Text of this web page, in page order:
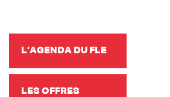
L’AGENDA DU FLE
LES OFFRES